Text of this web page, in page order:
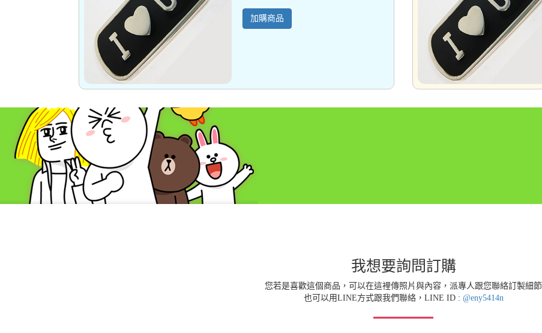
加購商品
我想要詢問訂購
您若是喜歡這個商品，可以在這裡傳照片與內容，派專人跟您聯絡訂製細節
也可以用LINE方式跟我們聯絡，LINE ID : @eny5414n